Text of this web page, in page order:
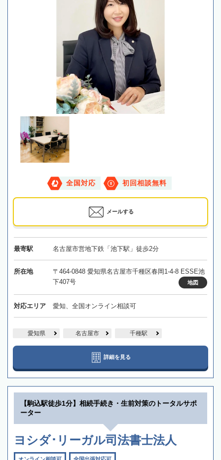
全国対応 初回相談無料
メールする
最寄駅 名古屋市営地下鉄「池下駅」徒歩2分
所在地
〒464-0848 愛知県名古屋市千種区春岡1-4-8 ESSE池
下407号
地図
対応エリア 愛知、全国オンライン相談可
愛知県 名古屋市 千種駅
詳細を見る
【駒込駅徒歩1分】相続手続き・生前対策のトータルサポ
ーター
ヨシダ･リーガル司法書士法人